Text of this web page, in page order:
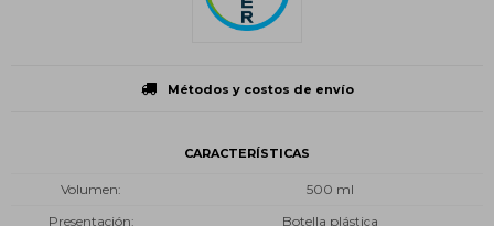
Métodos y costos de envío
CARACTERÍSTICAS
Volumen
500 ml
Presentación
Botella plástica